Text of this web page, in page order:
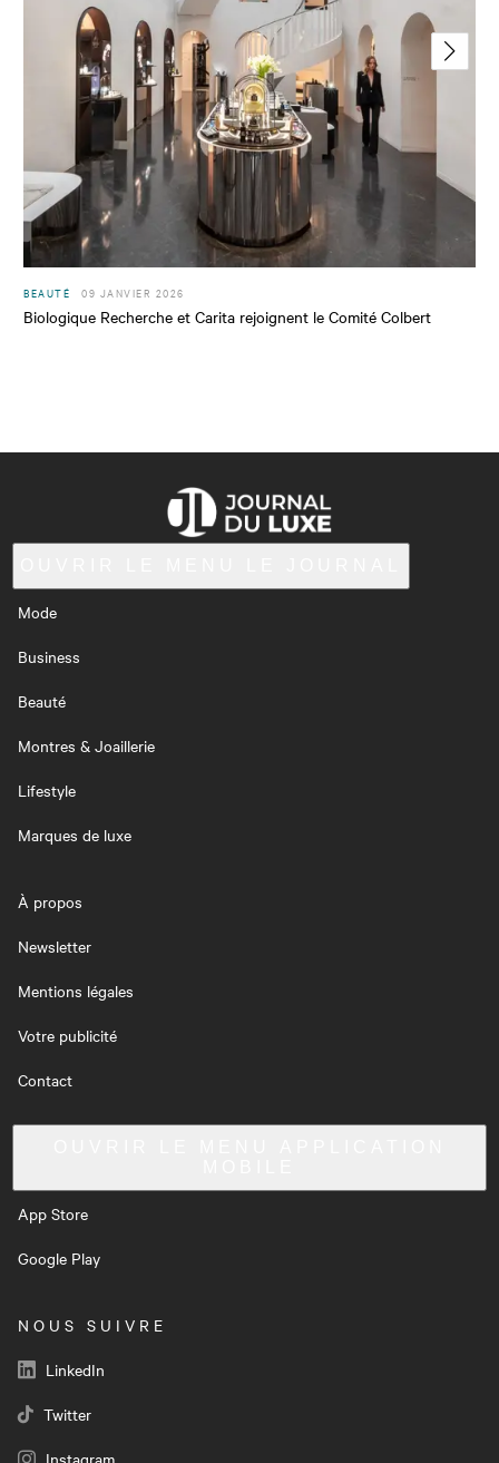
BEAUTÉ 09 JANVIER 2026
Biologique Recherche et Carita rejoignent le Comité Colbert
Mode
Business
Beauté
Montres & Joaillerie
Lifestyle
Marques de luxe
À propos
Newsletter
Mentions légales
Votre publicité
Contact
App Store
Google Play
NOUS SUIVRE
LinkedIn
Twitter